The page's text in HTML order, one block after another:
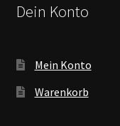
Dein Konto
Mein Konto
Warenkorb